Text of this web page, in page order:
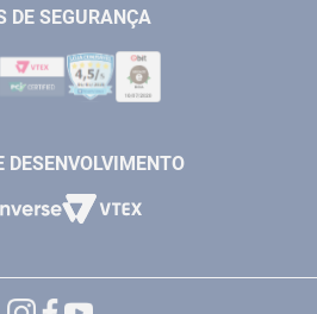
DE SEGURANÇA
DESENVOLVIMENTO